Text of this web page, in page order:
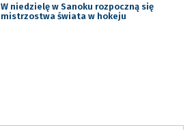
W niedzielę w Sanoku rozpoczną się
mistrzostwa świata w hokeju